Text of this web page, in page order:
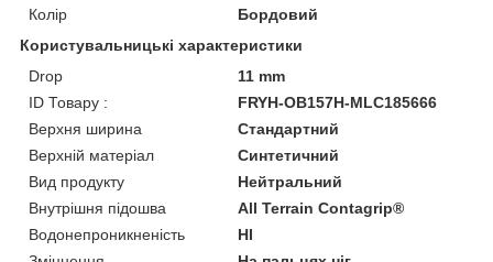
Колір
Бордовий
Користувальницькі характеристики
Drop
11 mm
ID Товару :
FRYH-OB157H-MLC185666
Верхня ширина
Стандартний
Верхній матеріал
Синтетичний
Вид продукту
Нейтральний
Внутрішня підошва
All Terrain Contagrip®
Водонепроникненість
HI